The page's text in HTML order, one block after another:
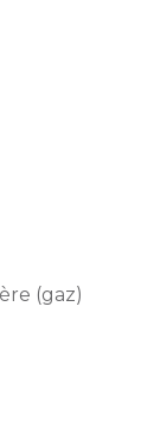
(gaz)